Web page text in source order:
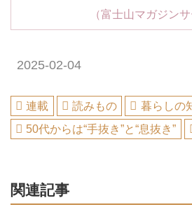
（富士山マガジンサ
2025-02-04
連載 読みもの
暮らしの
50代からは“手抜き”と“息抜き”
関連記事